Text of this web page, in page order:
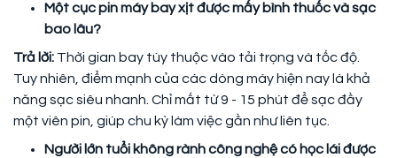
Một cục pin máy bay xịt được mấy bình thuốc và sạc
bao lâu?
Trả lời: Thời gian bay tùy thuộc vào tải trọng và tốc độ.
Tuy nhiên, điểm mạnh của các dòng máy hiện nay là khả
năng sạc siêu nhanh. Chỉ mất từ 9 - 15 phút để sạc đầy
một viên pin, giúp chu kỳ làm việc gần như liên tục.
Người lớn tuổi không rành công nghệ có học lái được